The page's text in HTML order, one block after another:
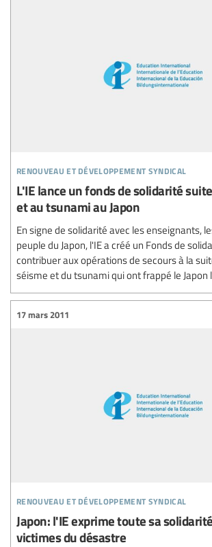
renouveau et développement syndical
L'IE lance un fonds de solidarité
et au tsunami au Japon
En signe de solidarité avec les enseignants,
peuple du Japon, l'IE a créé un Fonds de
contribuer aux opérations de secours à la
séisme et du tsunami qui ont frappé le Japon
renouveau et développement syndical
17 mars 2011
Japon: l'IE exprime toute sa
victimes du désastre